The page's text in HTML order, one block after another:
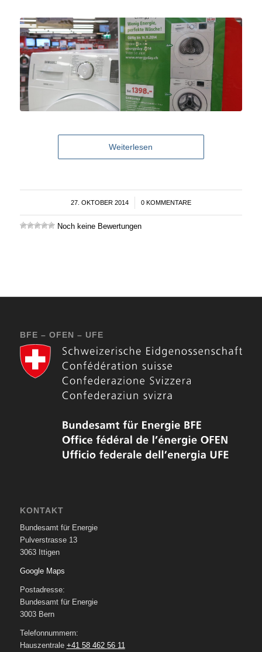
Weiterlesen
27. OKTOBER 2014
/ 0 KOMMENTARE
Noch keine Bewertungen
BFE – OFEN – UFE
KONTAKT
Bundesamt für Energie
Pulverstrasse 13
3063 Ittigen
Google Maps
Postadresse:
Bundesamt für Energie
3003 Bern
Telefonnummern:
Hauszentrale +41 58 462 56 11